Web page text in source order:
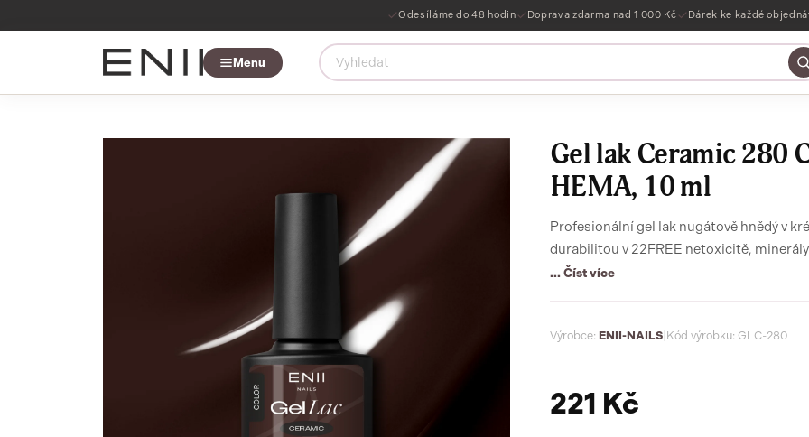
Odesíláme do 48 hodin Doprava zdarma nad 1 000 Kč Dárek ke každé
Menu
Gel lak Ceramic 280
HEMA, 10 ml
Profesionální gel lak nugátově hnědý v
... Číst více
Výrobce: ENII-NAILS Kód výrobku: GLC-280
221 Kč